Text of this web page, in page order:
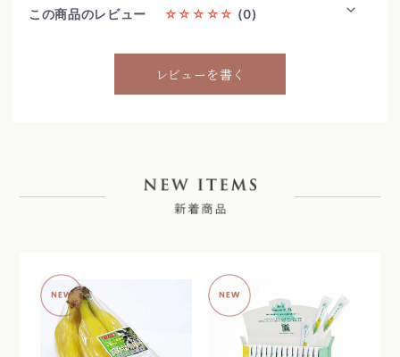
この商品のレビュー ☆☆☆☆☆ (0)
レビューを書く